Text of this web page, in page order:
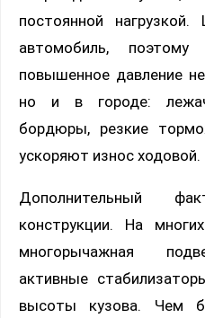
постоянной
автомобиль, поэтому
повышенное давление
но и в городе:
бордюры, резкие
ускоряют износ ходовой.
Дополнительный
конструкции. На
многорычажная
активные
высоты кузова. Чем